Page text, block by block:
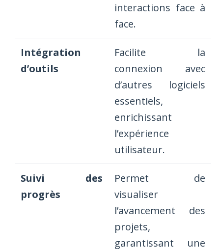
interactions face à
face.
Intégration
d’outils
Facilite la
connexion avec
d’autres logiciels
essentiels,
enrichissant
l’expérience
utilisateur.
Suivi des
progrès
Permet de
visualiser
l’avancement des
projets,
garantissant une